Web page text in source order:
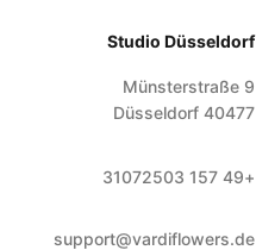
Studio Düsseldorf
Münsterstraße 9
40477
Düsseldorf
+49 157 31072503
support@vardiflowers.de